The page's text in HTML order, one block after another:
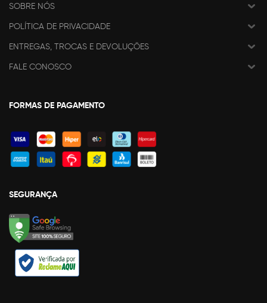
SOBRE NÓS
POLÍTICA DE PRIVACIDADE
ENTREGAS, TROCAS E DEVOLUÇÕES
FALE CONOSCO
FORMAS DE PAGAMENTO
SEGURANÇA